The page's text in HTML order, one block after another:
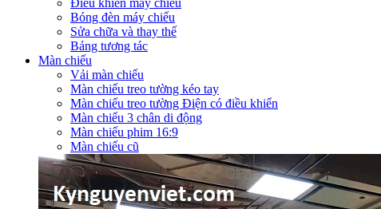
Bóng đèn máy chiếu
Sửa chữa và thay thế
Bảng tương tác
Màn chiếu
Vải màn chiếu
Màn chiếu treo tường kéo tay
Màn chiếu treo tường Điện có điều khiển
Màn chiếu 3 chân di động
Màn chiếu phim 16:9
Màn chiếu cũ